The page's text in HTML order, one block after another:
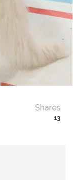
13
Shares